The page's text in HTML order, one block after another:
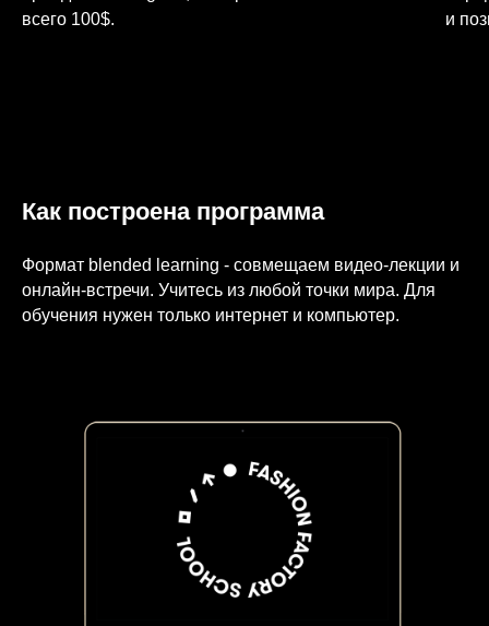
всего 100$.
и
Как построена программа
Формат blended learning - совмещаем видео-лекции и
онлайн-встречи. Учитесь из любой точки мира. Для
обучения нужен только интернет и компьютер.